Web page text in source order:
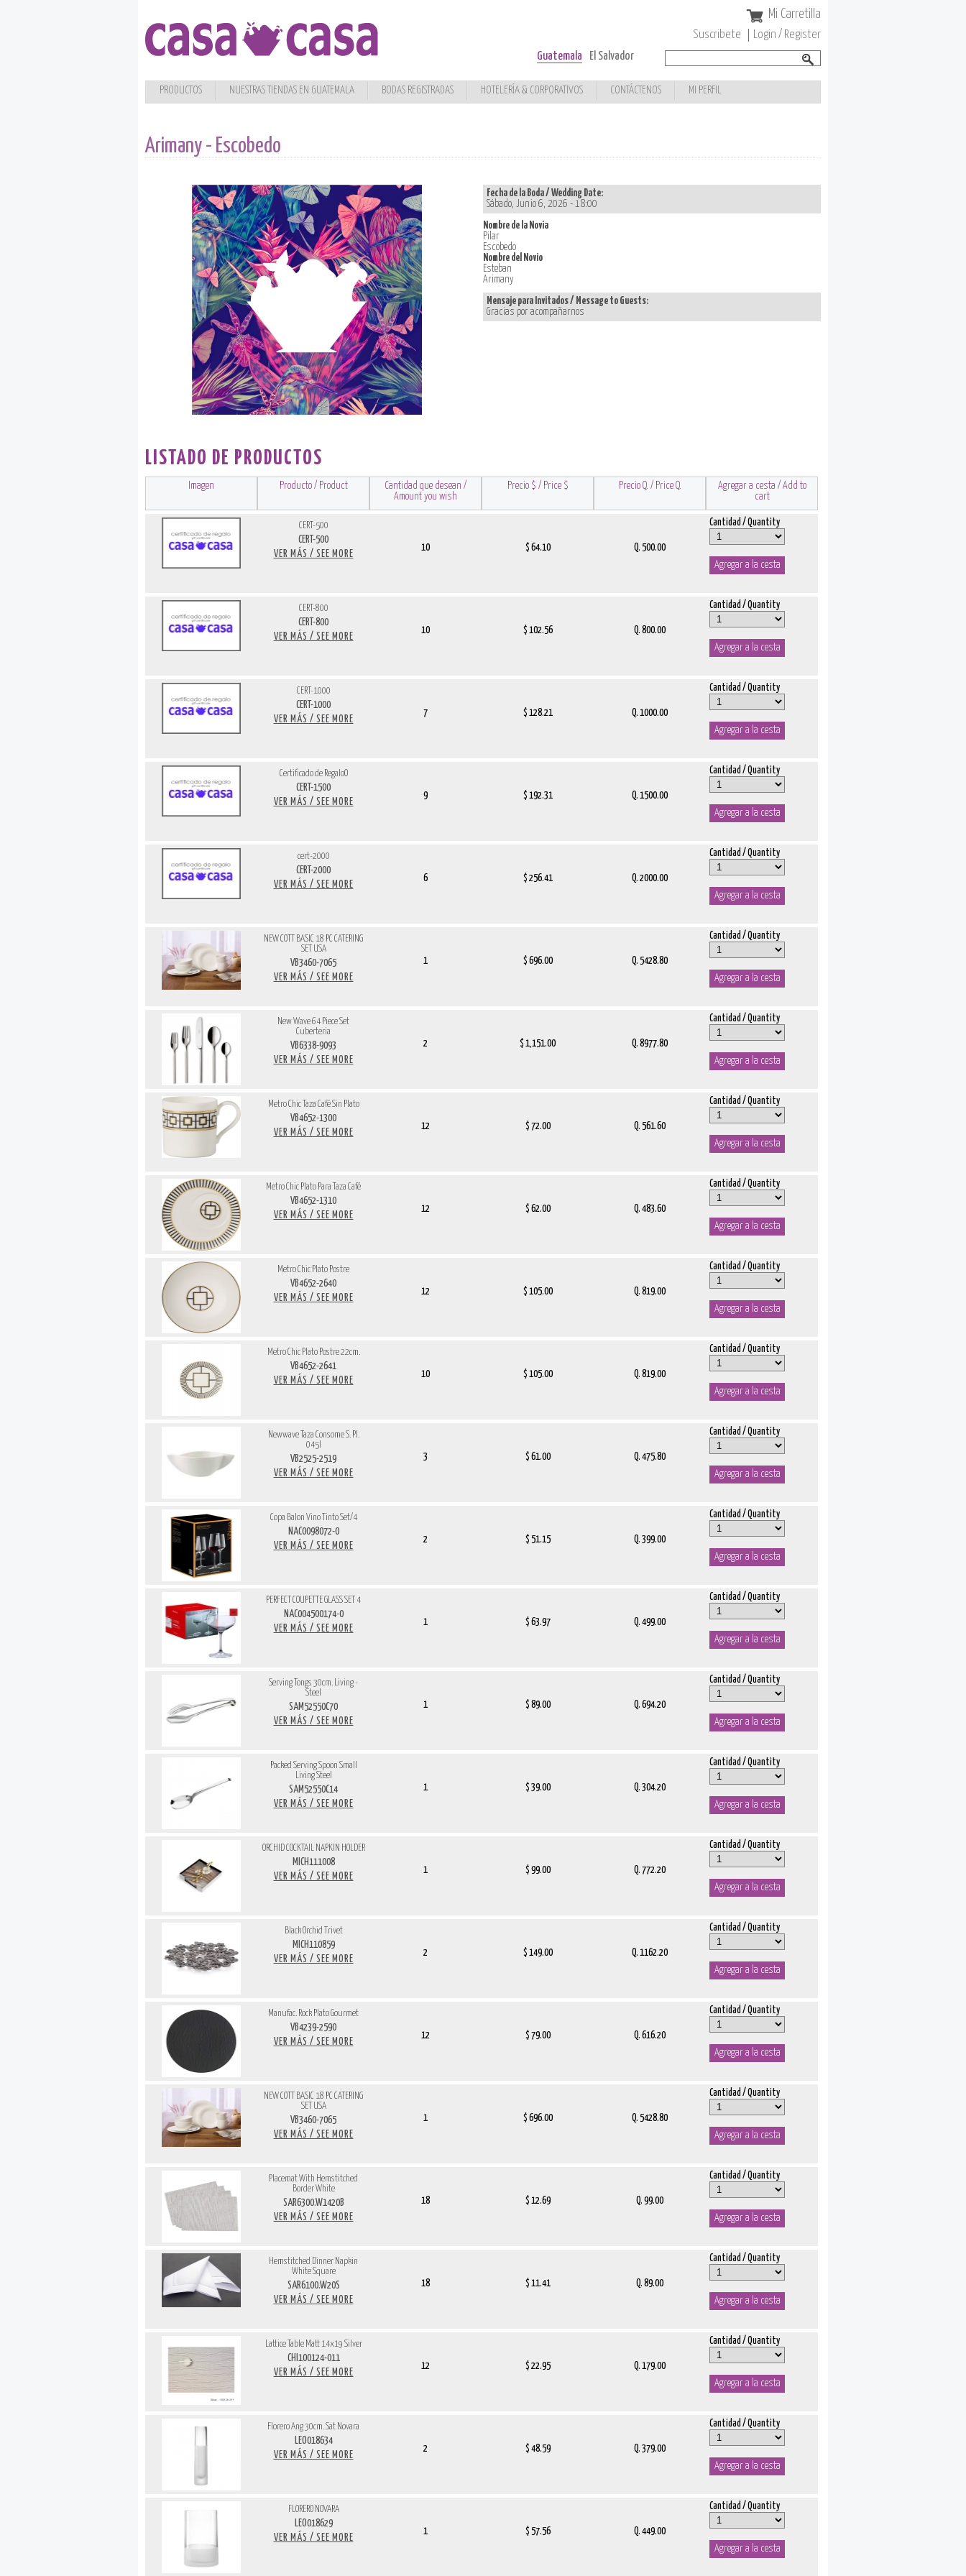
Mi Carretilla
Suscribete
Login / Register
Guatemala
El Salvador
búsqueda
PRODUCTOS NUESTRAS TIENDAS EN GUATEMALA BODAS REGISTRADAS HOTELERÍA & CORPORATIVOS CONTÁCTENOS MI PERFIL
Arimany - Escobedo
Fecha de la Boda / Wedding Date:
Sábado, Junio 6, 2026 - 18:00
Nombre de la Novia
Pilar
Escobedo
Nombre del Novio
Esteban
Arimany
Mensaje para Invitados / Message to Guests:
Gracias por acompañarnos
LISTADO DE PRODUCTOS
Imagen Producto / Product
Cantidad que desean /
Amount you wish
Precio $ / Price $ Precio Q. / Price Q.
Agregar a cesta / Add to
cart
CERT-500
CERT-500
VER MÁS / SEE MORE
10 $ 64.10 Q. 500.00
Cantidad / Quantity
CERT-800
CERT-800
VER MÁS / SEE MORE
10 $ 102.56 Q. 800.00
Cantidad / Quantity
CERT-1000
CERT-1000
VER MÁS / SEE MORE
7 $ 128.21 Q. 1000.00
Cantidad / Quantity
Certificado de RegaloO
CERT-1500
VER MÁS / SEE MORE
9 $ 192.31 Q. 1500.00
Cantidad / Quantity
cert-2000
CERT-2000
VER MÁS / SEE MORE
6 $ 256.41 Q. 2000.00
Cantidad / Quantity
NEW COTT BASIC 18 PC CATERING
SET USA
VB3460-7065
VER MÁS / SEE MORE
1 $ 696.00 Q. 5428.80
Cantidad / Quantity
New Wave 64 Piece Set
Cuberteria
VB6338-9093
VER MÁS / SEE MORE
2 $ 1,151.00 Q. 8977.80
Cantidad / Quantity
Metro Chic Taza Café Sin Plato
VB4652-1300
VER MÁS / SEE MORE
12 $ 72.00 Q. 561.60
Cantidad / Quantity
Metro Chic Plato Para Taza Café
VB4652-1310
VER MÁS / SEE MORE
12 $ 62.00 Q. 483.60
Cantidad / Quantity
Metro Chic Plato Postre
VB4652-2640
VER MÁS / SEE MORE
12 $ 105.00 Q. 819.00
Cantidad / Quantity
Metro Chic Plato Postre 22cm.
VB4652-2641
VER MÁS / SEE MORE
10 $ 105.00 Q. 819.00
Cantidad / Quantity
Newwave Taza Consome S. Pl.
045l
VB2525-2519
VER MÁS / SEE MORE
3 $ 61.00 Q. 475.80
Cantidad / Quantity
Copa Balon Vino Tinto Set/4
NAC0098072-0
VER MÁS / SEE MORE
2 $ 51.15 Q. 399.00
Cantidad / Quantity
PERFECT COUPETTE GLASS SET 4
NAC004500174-0
VER MÁS / SEE MORE
1 $ 63.97 Q. 499.00
Cantidad / Quantity
Serving Tongs 30cm. Living -
Steel
SAM52550C70
VER MÁS / SEE MORE
1 $ 89.00 Q. 694.20
Cantidad / Quantity
Packed Serving Spoon Small
Living Steel
SAM52550C14
VER MÁS / SEE MORE
1 $ 39.00 Q. 304.20
Cantidad / Quantity
ORCHID COCKTAIL NAPKIN HOLDER
MICH111008
VER MÁS / SEE MORE
1 $ 99.00 Q. 772.20
Cantidad / Quantity
Black Orchid Trivet
MICH110859
VER MÁS / SEE MORE
2 $ 149.00 Q. 1162.20
Cantidad / Quantity
Manufac. Rock Plato Gourmet
VB4239-2590
VER MÁS / SEE MORE
12 $ 79.00 Q. 616.20
Cantidad / Quantity
NEW COTT BASIC 18 PC CATERING
SET USA
VB3460-7065
VER MÁS / SEE MORE
1 $ 696.00 Q. 5428.80
Cantidad / Quantity
Placemat With Hemstitched
Border White
SAR6300.W1420B
VER MÁS / SEE MORE
18 $ 12.69 Q. 99.00
Cantidad / Quantity
Hemstitched Dinner Napkin
White Square
SAR6100.W20S
VER MÁS / SEE MORE
18 $ 11.41 Q. 89.00
Cantidad / Quantity
Lattice Table Matt 14x19 Silver
CHI100124-011
VER MÁS / SEE MORE
12 $ 22.95 Q. 179.00
Cantidad / Quantity
Florero Ang 30cm. Sat Novara
LEO018634
VER MÁS / SEE MORE
2 $ 48.59 Q. 379.00
Cantidad / Quantity
FLORERO NOVARA
LEO018629
VER MÁS / SEE MORE
1 $ 57.56 Q. 449.00
Cantidad / Quantity